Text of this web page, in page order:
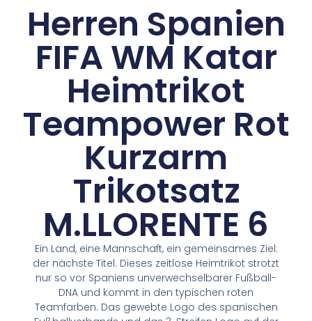
Herren Spanien
FIFA WM Katar
Heimtrikot
Teampower Rot
Kurzarm
Trikotsatz
M.LLORENTE 6
Ein Land, eine Mannschaft, ein gemeinsames Ziel:
der nächste Titel. Dieses zeitlose Heimtrikot strotzt
nur so vor Spaniens unverwechselbarer Fußball-
DNA und kommt in den typischen roten
Teamfarben. Das gewebte Logo des spanischen